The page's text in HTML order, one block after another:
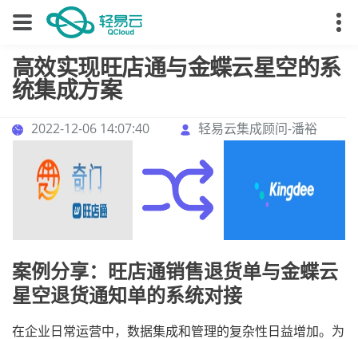
高效实现旺店通与金蝶云星空的系
统集成方案
2022-12-06 14:07:40 轻易云集成顾问-潘裕
案例分享：旺店通销售退货单与金蝶云
星空退货通知单的系统对接
在企业日常运营中，数据集成和管理的复杂性日益增加。为